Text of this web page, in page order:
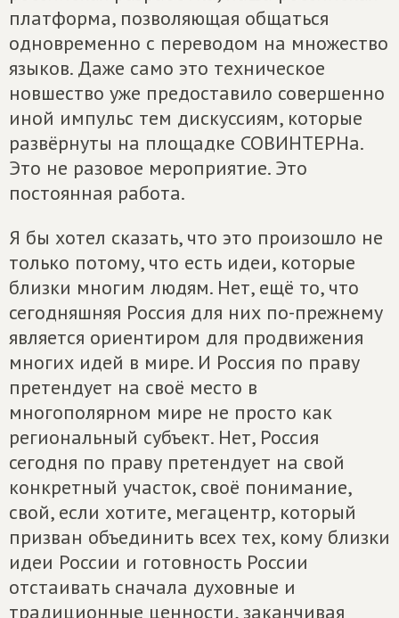
платформа, позволяющая общаться
одновременно с переводом на множество
языков. Даже само это техническое
новшество уже предоставило совершенно
иной импульс тем дискуссиям, которые
развёрнуты на площадке СОВИНТЕРНа.
Это не разовое мероприятие. Это
постоянная работа.
Я бы хотел сказать, что это произошло не
только потому, что есть идеи, которые
близки многим людям. Нет, ещё то, что
сегодняшняя Россия для них по-прежнему
является ориентиром для продвижения
многих идей в мире. И Россия по праву
претендует на своё место в
многополярном мире не просто как
региональный субъект. Нет, Россия
сегодня по праву претендует на свой
конкретный участок, своё понимание,
свой, если хотите, мегацентр, который
призван объединить всех тех, кому близки
идеи России и готовность России
отстаивать сначала духовные и
традиционные ценности, заканчивая